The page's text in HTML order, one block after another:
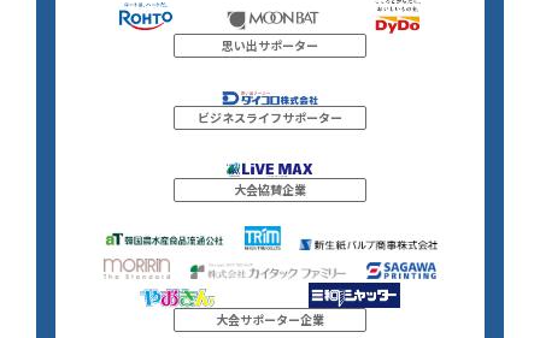
思い出サポーター
ビジネスライフサポーター
大会協賛企業
大会サポーター企業